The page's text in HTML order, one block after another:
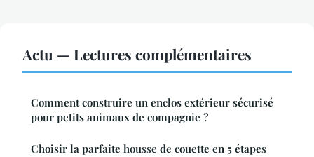
Actu — Lectures complémentaires
Comment construire un enclos extérieur sécurisé
pour petits animaux de compagnie ?
Choisir la parfaite housse de couette en 5 étapes